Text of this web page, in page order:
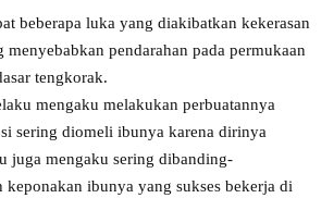
beberapa luka yang diakibatkan kekerasan
menyebabkan pendarahan pada permukaan
tengkorak.
mengaku melakukan perbuatannya
sering diomeli ibunya karena dirinya
juga mengaku sering dibanding-
keponakan ibunya yang sukses bekerja di